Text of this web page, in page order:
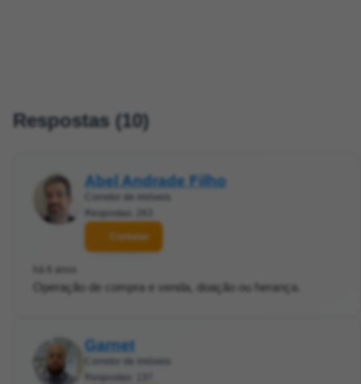
Respostas (10)
Abel Andrade Filho
Corretor de imóveis
Respostas: 263
Contatar
há 6 anos
Operação de compra e venda, doação ou herança.
Garnet
Corretor de imóveis
Respostas: 137